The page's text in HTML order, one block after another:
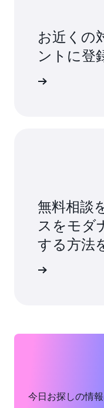
お近くの
ントに登
無料相談
スをモダ
する方法
今日お探しの情